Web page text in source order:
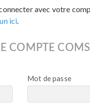
avec votre
ici.
COMPTE
Mot de passe